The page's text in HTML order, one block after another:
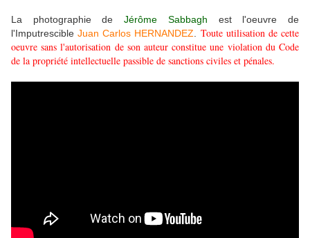
La photographie deJérôme Sabbagh est l'oeuvre de
l'ImputrescibleJuan Carlos HERNANDEZ
Toute utilisation de cette
oeuvre sans l'autorisation de son auteur constitue une violation du Code
de la propriété intellectuelle passible de sanctions civiles et pénales.